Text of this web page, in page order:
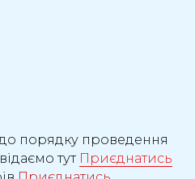
порядку проведення
тут Приєднатись